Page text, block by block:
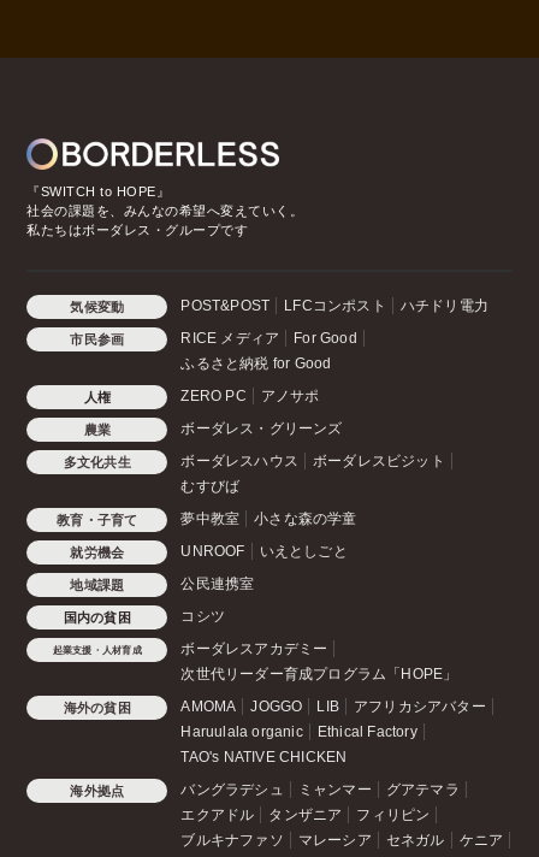
『SWITCH to HOPE』
社会の課題を、みんなの希望へ変えていく。
私たちはボーダレス・グループです
気候変動 POST&POST LFCコンポスト ハチドリ電力
市民参画 RICE メディア
For Good
ふるさと納税 for Good
人権 ZERO PC アノサポ
農業 ボーダレス・グリーンズ
多文化共生 ボーダレスハウス
ボーダレスビジット
むすびば
教育・子育て 夢中教室 小さな森の学童
就労機会 UNROOF いえとしごと
地域課題 公民連携室
国内の貧困 コシツ
起業支援・人材育成
ボーダレスアカデミー
次世代リーダー育成プログラム「HOPE」
海外の貧困 AMOMA JOGGO LIB
アフリカシアバター
Haruulala organic
Ethical Factory
TAO's NATIVE CHICKEN
海外拠点 バングラデシュ ミャンマー
グアテマラ
エクアドル
タンザニア
フィリピン
ブルキナファソ
マレーシア セネガル ケニア